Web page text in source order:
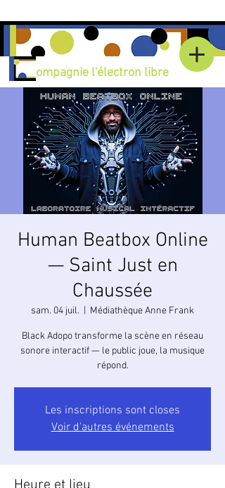
Compagnie l'électron libre
Human Beatbox Online
— Saint Just en
Chaussée
sam. 04 juil. Médiathèque Anne Frank
Black Adopo transforme la scène en réseau
sonore interactif — le public joue, la musique
répond.
Les inscriptions sont closes
Voir d'autres événements